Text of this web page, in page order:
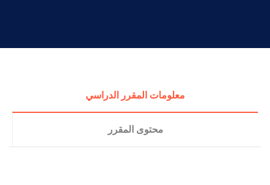
معلومات المقرر الدراسي
محتوى المقرر